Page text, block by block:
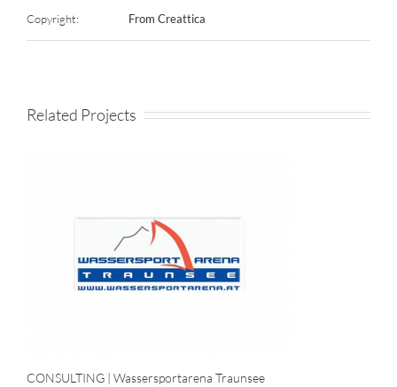
Copyright: From Creattica
Related Projects
CONSULTING | Wassersportarena Traunsee